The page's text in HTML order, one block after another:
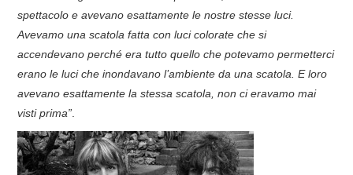
LINKS
CONTATTI
RELICS – SFALCI E RAMAGLIE
PINKFLOYDIANE
spettacolo e avevano esattamente le nostre stesse luci.
Avevamo una scatola fatta con luci colorate che si
accendevano perché era tutto quello che potevamo permetterci
erano le luci che inondavano l’ambiente da una scatola. E loro
avevano esattamente la stessa scatola, non ci eravamo mai
visti prima”